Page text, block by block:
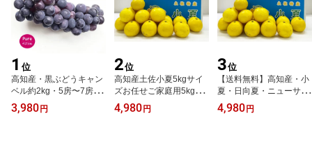
1 位
高知産・黒ぶどうキャン
ベル約2kg・5房〜7房入
り、房数お任せ お土
産、北海道1000・沖縄送
3,980 円
2位
高知産土佐小夏5kgサイ
ズお任せご家庭用5kg・
お土産、コナツ・日向夏
北海道1000円沖縄送料1
4,980 円
3位
【送料無料】高知産・小
夏・日向夏・ニューサマ
ーオレンジLサイズ限定
約5kg入り北海道1000・
4,980 円